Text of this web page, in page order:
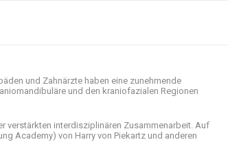
und Zahnärzte haben eine zunehmende
und den kraniofazialen Regionen
verstärkten interdisziplinären Zusammenarbeit. Auf
Academy) von Harry von Piekartz und anderen